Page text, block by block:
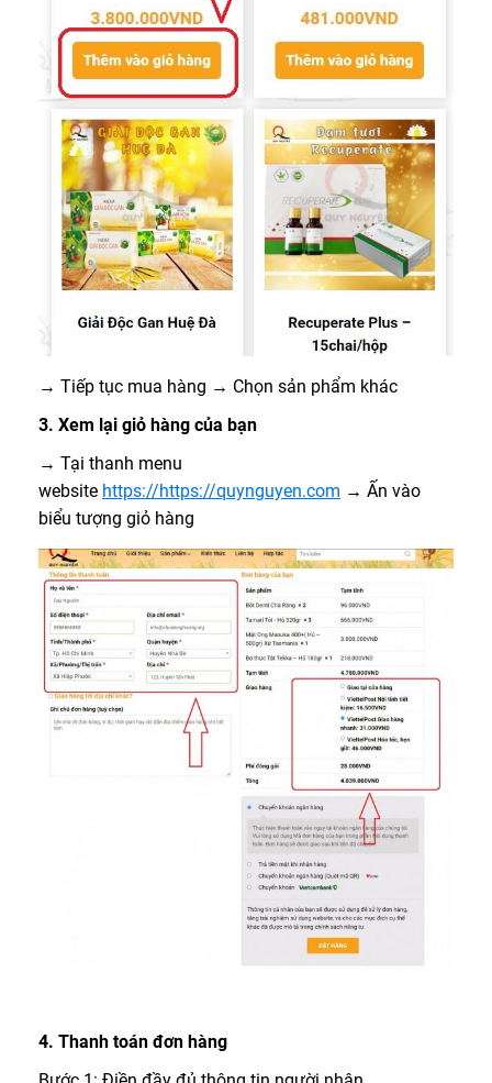
→ Tiếp tục mua hàng → Chọn sản phẩm khác
3. Xem lại giỏ hàng của bạn
→ Tại thanh menu
website https://https://quynguyen.com → Ấn vào
biểu tượng giỏ hàng
4. Thanh toán đơn hàng